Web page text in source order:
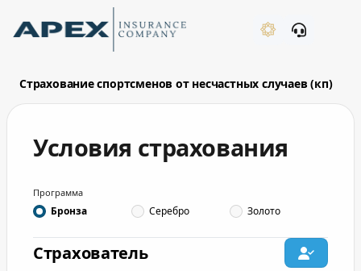
Skip to Main Content
Страхование спортсменов от несчастных случаев (кп)
Условия страхования
Программа
Бронза Серебро Золото
Страхователь
New
What's New
owner_list_type